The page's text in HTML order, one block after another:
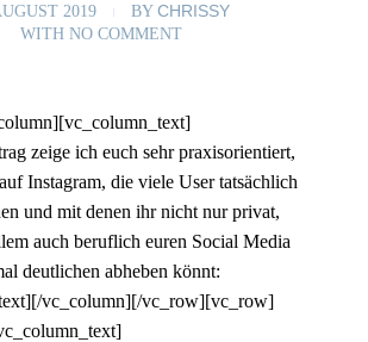
2019 BY CHRISSY
WITH NO COMMENT
zeige ich euch sehr praxisorientiert,
Instagram, die viele User tatsächlich
und mit denen ihr nicht nur privat,
auch beruflich euren Social Media
deutlichen abheben könnt:
vc_column][/vc_row][vc_row]